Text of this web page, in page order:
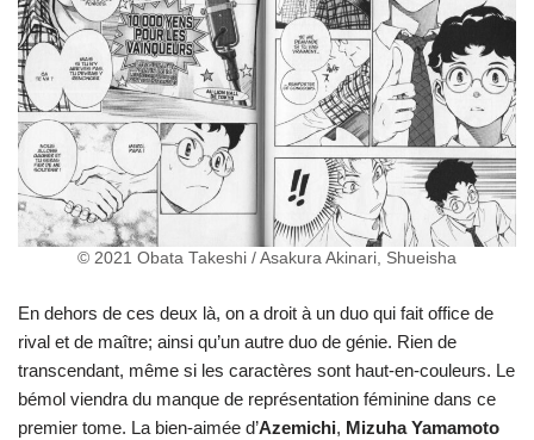
© 2021 Obata Takeshi / Asakura Akinari, Shueisha
En dehors de ces deux là, on a droit à un duo qui fait office de
rival et de maître; ainsi qu’un autre duo de génie. Rien de
transcendant, même si les caractères sont haut-en-couleurs. Le
bémol viendra du manque de représentation féminine dans ce
premier tome. La bien-aimée d’Azemichi, Mizuha Yamamoto